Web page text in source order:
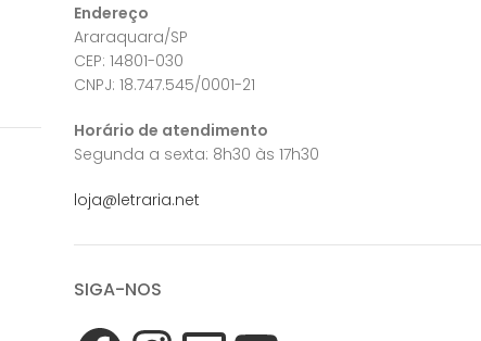
Endereço
Araraquara/SP
CEP: 14801-030
CNPJ: 18.747.545/0001-21
Horário de atendimento
Segunda a sexta: 8h30 às 17h30
loja@letraria.net
SIGA-NOS